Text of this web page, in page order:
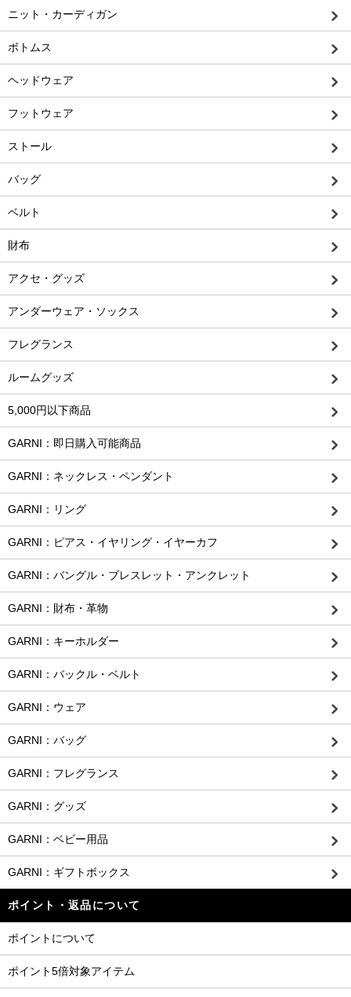
ニット・カーディガン
ボトムス
ヘッドウェア
フットウェア
ストール
バッグ
ベルト
財布
アクセ・グッズ
アンダーウェア・ソックス
フレグランス
ルームグッズ
5,000円以下商品
GARNI：即日購入可能商品
GARNI：ネックレス・ペンダント
GARNI：リング
GARNI：ピアス・イヤリング・イヤーカフ
GARNI：バングル・ブレスレット・アンクレット
GARNI：財布・革物
GARNI：キーホルダー
GARNI：バックル・ベルト
GARNI：ウェア
GARNI：バッグ
GARNI：フレグランス
GARNI：グッズ
GARNI：ベビー用品
GARNI：ギフトボックス
ポイント・返品について
ポイントについて
ポイント5倍対象アイテム